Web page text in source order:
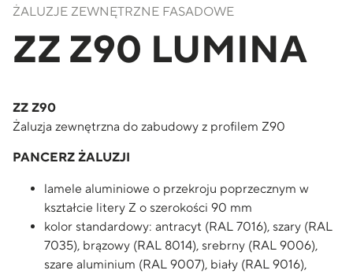
ŻALUZJE ZEWNĘTRZNE FASADOWE
ZZ Z90 LUMINA
ZZ Z90
Żaluzja zewnętrzna do zabudowy z profilem Z90
PANCERZ ŻALUZJI
lamele aluminiowe o przekroju poprzecznym w
kształcie litery Z o szerokości 90 mm
kolor standardowy: antracyt (RAL 7016), szary (RAL
7035), brązowy (RAL 8014), srebrny (RAL 9006),
szare aluminium (RAL 9007), biały (RAL 9016),